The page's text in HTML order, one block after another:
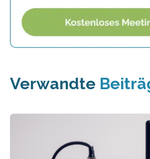
Verwandte